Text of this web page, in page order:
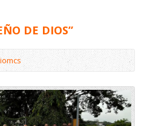
DE DIOS”